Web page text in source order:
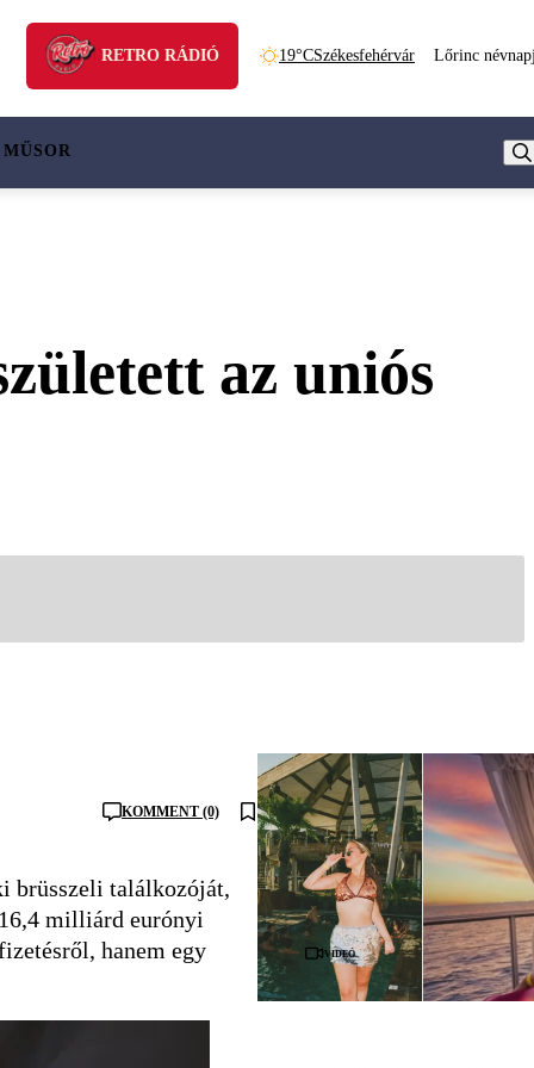
RETRO RÁDIÓ 19°CSzékesfehérvár Lőrinc
az uniós
KOMMENT (0)
brüsszeli találkozóját,
milliárd eurónyi
hanem egy
Videó